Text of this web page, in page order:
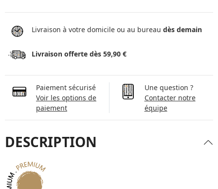
Livraison à votre domicile ou au bureau dès demain
Livraison offerte dès 59,90 €
Paiement sécurisé
Voir les options de
paiement
Une question ?
Contacter notre
équipe
DESCRIPTION